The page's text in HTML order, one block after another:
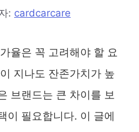
: cardcarcare
율은 꼭 고려해야 할 요
지나도 잔존가치가 높
브랜드는 큰 차이를 보
이 필요합니다. 이 글에